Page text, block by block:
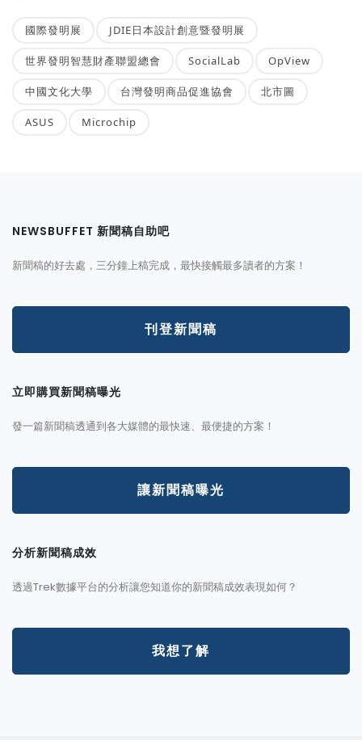
國際發明展 JDIE日本設計創意暨發明展
世界發明智慧財產聯盟總會 SocialLab OpView
中國文化大學 台灣發明商品促進協會 北市圖
ASUS Microchip
NEWSBUFFET 新聞稿自助吧
新聞稿的好去處，三分鐘上稿完成，最快接觸最多讀者的方案！
刊登新聞稿
立即購買新聞稿曝光
發一篇新聞稿透通到各大媒體的最快速、最便捷的方案！
讓新聞稿曝光
分析新聞稿成效
透過Trek數據平台的分析讓您知道你的新聞稿成效表現如何？
我想了解